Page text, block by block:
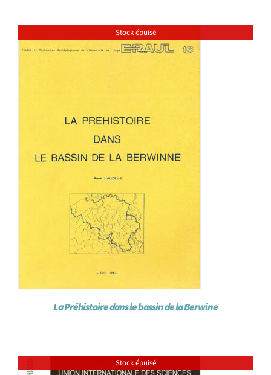
Stock épuisé
La Préhistoire dans le bassin de la Berwine
Stock épuisé